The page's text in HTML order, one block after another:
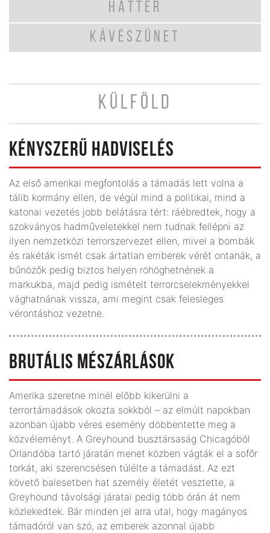
HÁTTÉR
KÁVÉSZÜNET
KÜLFÖLD
KÉNYSZERŰ HADVISELÉS
Az első amerikai megfontolás a támadás lett volna a
tálib kormány ellen, de végül mind a politikai, mind a
katonai vezetés jobb belátásra tért: ráébredtek, hogy a
szokványos hadműveletekkel nem tudnak fellépni az
ilyen nemzetközi terrorszervezet ellen, mivel a bombák
és rakéták ismét csak ártatlan emberek vérét ontanák, a
bűnözők pedig biztos helyen röhöghetnének a
markukba, majd pedig ismételt terrorcselekményekkel
vághatnának vissza, ami megint csak felesleges
vérontáshoz vezetne.
BRUTÁLIS MÉSZÁRLÁSOK
Amerika szeretne minél előbb kikerülni a
terrortámadások okozta sokkból – az elmúlt napokban
azonban újabb véres esemény döbbentette meg a
közvéleményt. A Greyhound busztársaság Chicagóból
Orlandóba tartó járatán menet közben vágták el a sofőr
torkát, aki szerencsésen túlélte a támadást. Az ezt
követő balesetben hat személy életét vesztette, a
Greyhound távolsági járatai pedig több órán át nem
közlekedtek. Bár minden jel arra utal, hogy magányos
támadóról van szó, az emberek azonnal újabb